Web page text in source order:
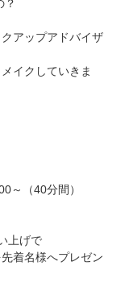
？
アップアドバイザ
イクしていきま
～（40分間）
上げで
着名様へプレゼン